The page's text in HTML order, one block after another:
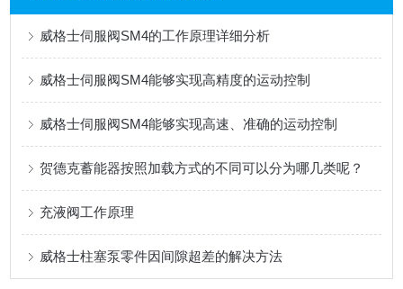
威格士伺服阀SM4的工作原理详细分析
威格士伺服阀SM4能够实现高精度的运动控制
威格士伺服阀SM4能够实现高速、准确的运动控制
贺德克蓄能器按照加载方式的不同可以分为哪几类呢？
充液阀工作原理
威格士柱塞泵零件因间隙超差的解决方法